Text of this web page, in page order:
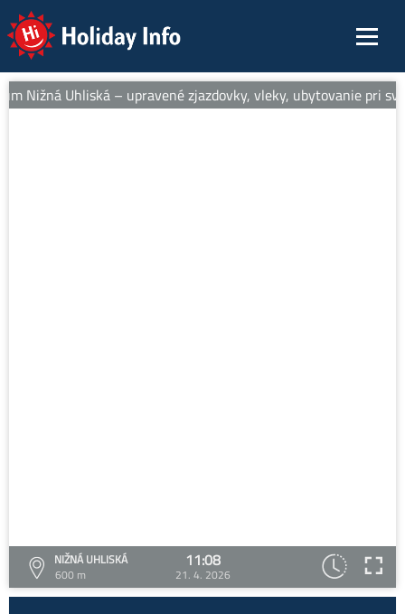
Holiday Info
Nižná Uhliská – upravené zjazdovky, vleky, ubytovanie pri
NIŽNÁ UHLISKÁ
600 m
11:08
21. 4. 2026